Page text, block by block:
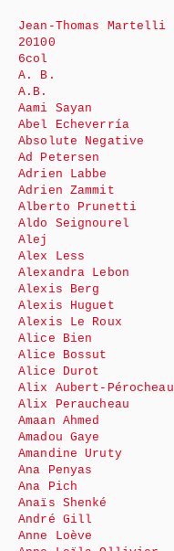
Jean-Thomas Martelli
20100
6col
A. B.
A.B.
Aami Sayan
Abel Echeverría
Absolute Negative
Ad Petersen
Adrien Labbe
Adrien Zammit
Alberto Prunetti
Aldo Seignourel
Alej
Alex Less
Alexandra Lebon
Alexis Berg
Alexis Huguet
Alexis Le Roux
Alice Bien
Alice Bossut
Alice Durot
Alix Aubert-Pérocheau
Alix Peraucheau
Amaan Ahmed
Amadou Gaye
Amandine Uruty
Ana Penyas
Ana Pich
Anaïs Shenké
André Gill
Anne Loève